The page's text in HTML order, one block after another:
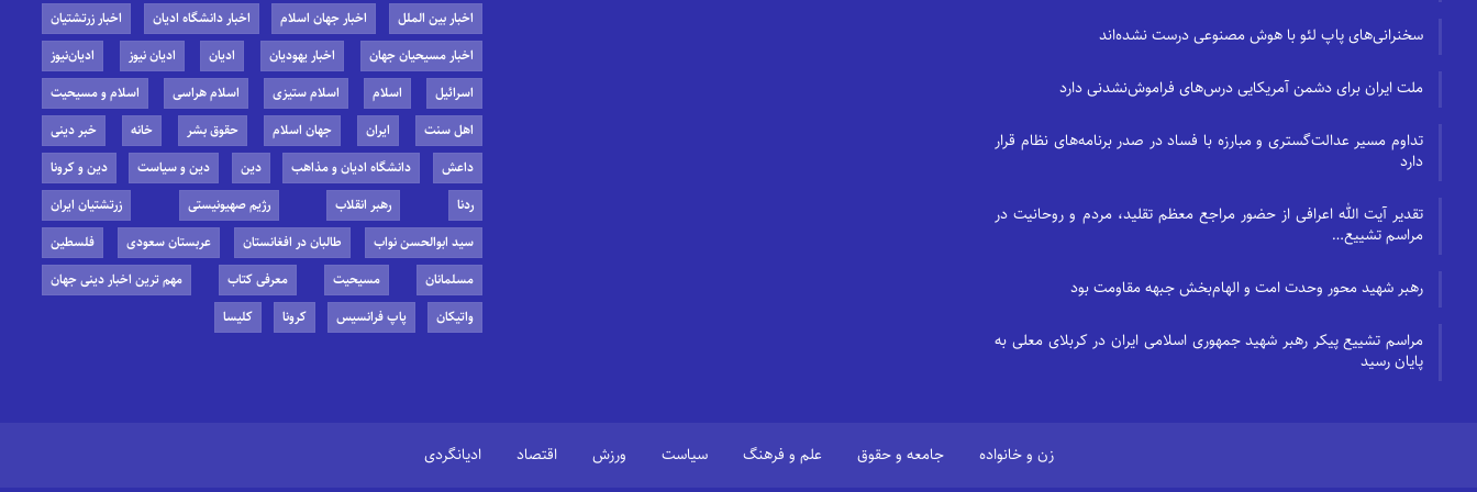
سخنرانی‌های پاپ لئو با هوش مصنوعی درست نشده‌اند
ملت ایران برای دشمن آمریکایی درس‌های فراموش‌نشدنی دارد
تداوم مسیر عدالت‌گستری و مبارزه با فساد در صدر برنامه‌های نظام قرار
دارد
تقدیر آیت الله اعرافی از حضور مراجع معظم تقلید، مردم و روحانیت در
مراسم تشییع…
رهبر شهید محور وحدت امت و الهام‌بخش جبهه مقاومت بود
مراسم تشییع پیکر رهبر شهید جمهوری اسلامی ایران در کربلای معلی به
پایان رسید
اخبار بین الملل
اخبار جهان اسلام اخبار دانشگاه ادیان
اخبار زرتشتیان
اخبار مسیحیان جهان
اخبار یهودیان ادیان ادیان نیوز
ادیان‌نیوز
اسرائیل
اسلام اسلام ستیزی اسلام هراسی
اسلام و مسیحیت
اهل سنت
ایران جهان اسلام حقوق بشر خانه
خبر دینی
داعش
دانشگاه ادیان و مذاهب دین دین و سیاست
دین و کرونا
ردنا
رهبر انقلاب رژیم صهیونیستی
زرتشتیان ایران
سید ابوالحسن نواب
طالبان در افغانستان عربستان سعودی
فلسطین
مسلمانان
مسیحیت معرفی کتاب
مهم ترین اخبار دینی جهان
واتیکان
پاپ فرانسیس کرونا کلیسا
زن و خانواده جامعه و حقوق علم و فرهنگ سیاست ورزش اقتصاد ادیانگردی